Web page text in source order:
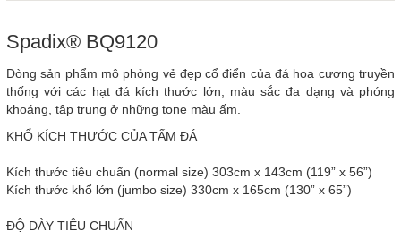
Spadix® BQ9120
Dòng sản phẩm mô phỏng vẻ đẹp cổ điển của đá hoa cương truyền
thống với các hạt đá kích thước lớn, màu sắc đa dạng và phóng
khoáng, tập trung ở những tone màu ấm.
KHỔ KÍCH THƯỚC CỦA TẤM ĐÁ
Kích thước tiêu chuẩn (normal size) 303cm x 143cm (119” x 56”)
Kích thước khổ lớn (jumbo size) 330cm x 165cm (130” x 65”)
ĐỘ DÀY TIÊU CHUẨN